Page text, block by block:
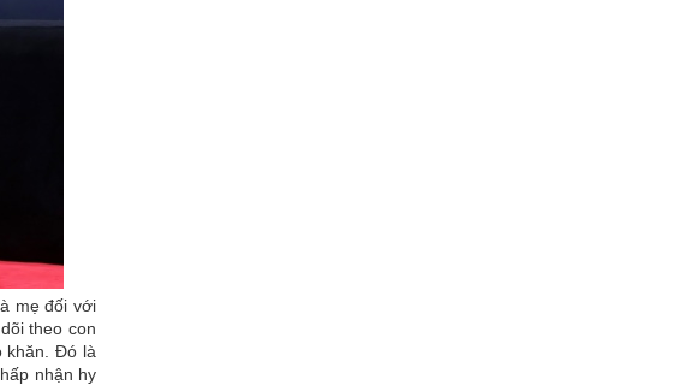
mẹ đối với
theo con
khăn. Đó là
nhận hy